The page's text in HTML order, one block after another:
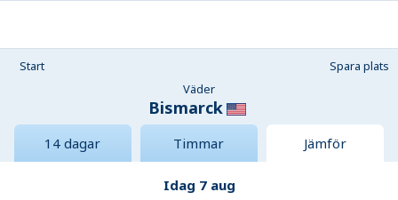
Start
Spara plats
Väder
Bismarck
14 dagar Timmar Jämför
Idag 7 aug